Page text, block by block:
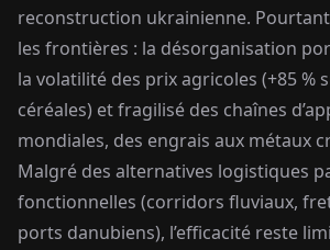
reconstruction ukrainienne.
les frontières : la désorganisation
la volatilité des prix agricoles (+85 %
céréales) et fragilisé des chaînes
mondiales, des engrais aux métaux
Malgré des alternatives logistiques
fonctionnelles (corridors fluviaux,
ports danubiens), l’efficacité reste